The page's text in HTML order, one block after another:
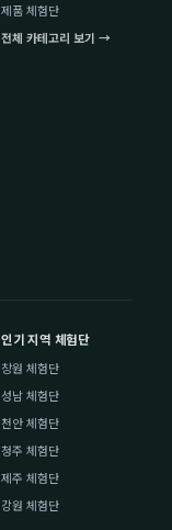
제품 체험단
전체 카테고리 보기 →
인기 지역 체험단
창원 체험단
성남 체험단
천안 체험단
청주 체험단
제주 체험단
강원 체험단